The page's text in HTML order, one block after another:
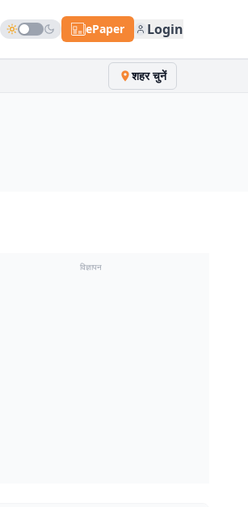
ePaper Login
शहर चुनें
विज्ञापन